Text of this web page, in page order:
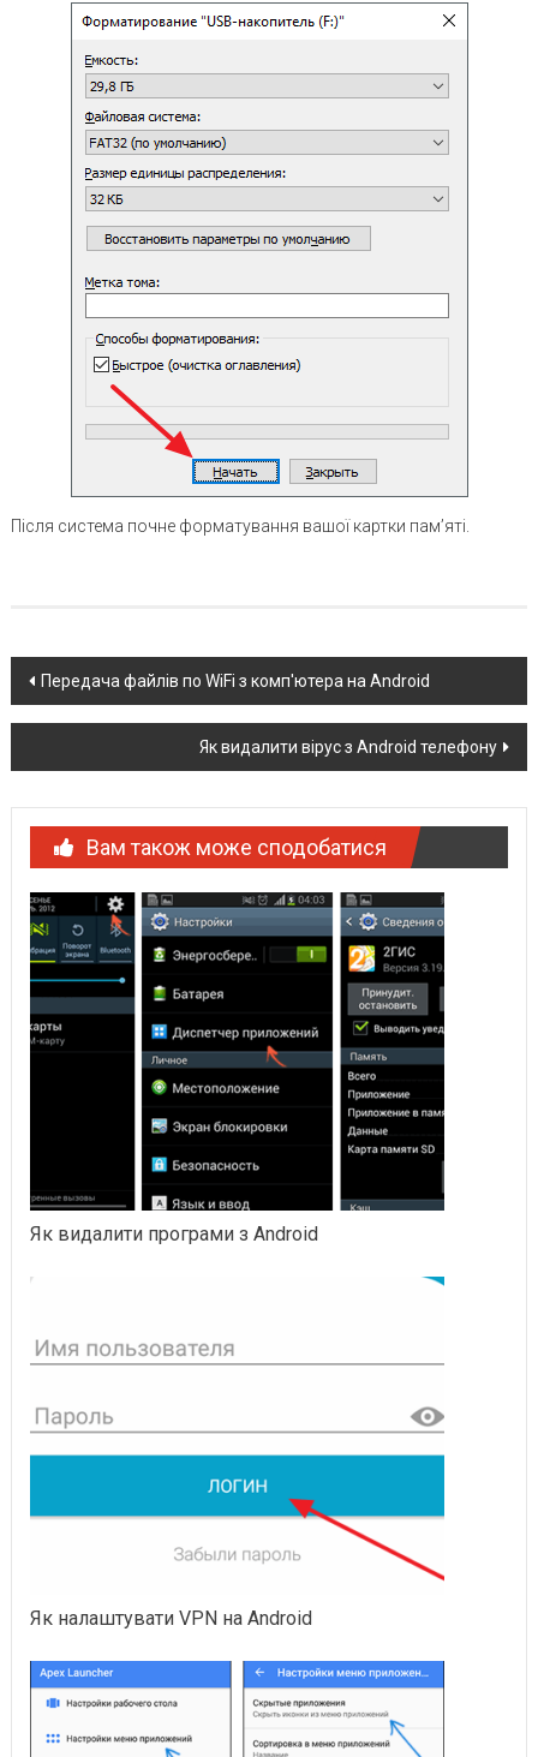
Після система почне форматування вашої картки пам’яті.
Post
navigation
Передача файлів по WiFi з комп'ютера на Android
Як видалити вірус з Android телефону
Вам також може сподобатися
Як видалити програми з Android
Як налаштувати VPN на Android